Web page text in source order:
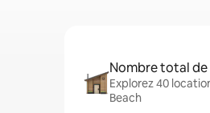
Nombre total
Explorez 40
Beach